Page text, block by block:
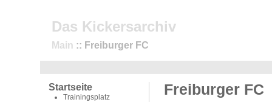
Das Kickersarchiv
Main :: Freiburger FC
Startseite
Trainingsplatz
Freiburger FC